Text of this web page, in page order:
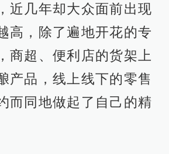
近几年却大众面前出现
高，除了遍地开花的专
商超、便利店的货架上
产品，线上线下的零售
而同地做起了自己的精